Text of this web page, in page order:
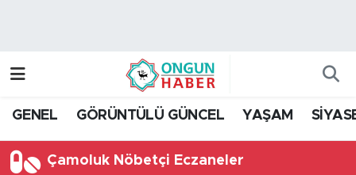
GENEL GÖRÜNTÜLÜ GÜNCEL YAŞAM
Çamoluk Nöbetçi Eczaneler
Trafik Durumu
Tüm Manşetler